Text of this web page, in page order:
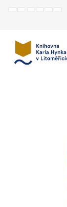
Default
Night
SetSetMakeSet